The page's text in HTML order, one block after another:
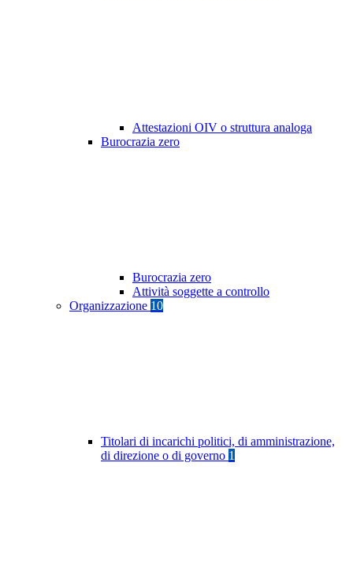
Attestazioni OIV o struttura analoga
Burocrazia zero
Burocrazia zero
Attività soggette a controllo
Organizzazione 10
Titolari di incarichi politici, di amministrazione,
di direzione o di governo 1